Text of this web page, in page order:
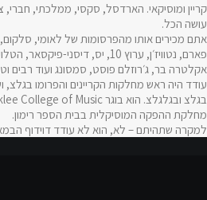
קריין ומוסיקאי. הארדסל, סקסי, ממלכתי, חברי,
עושה הכל.
פארם, נטוויז׳ן, ערוץ 10, יס,
אקלטרה בר, ג׳רוזלם פוסט, סמסונג ועוד רבים
עודד היה ראש מחלקות הקריינים והפרומו בגלצ,
מחלקת ההפקה המוסיקלית בבית הספר רימון.
למקרה שתהיתם – לא, הוא לא עודד דוידוף